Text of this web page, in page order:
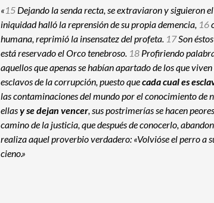
«15 Dejando la senda recta, se extraviaron y siguieron
iniquidad halló la reprensión de su propia demencia, 16
humana, reprimió la insensatez del profeta. 17Son éstos
está reservado el Orco tenebroso. 18 Profiriendo
aquellos que apenas se habían apartado de los que
esclavos de la corrupción, puesto quecada cual es
las contaminaciones del mundo por el conocimiento de
ellasy se dejan vencer, sus postrimerías se hacen
camino de la justicia, que después de conocerlo,
realiza aquel proverbio verdadero: «Volvióse el perro a
cieno.»